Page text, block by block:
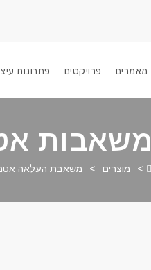
מאמרים פרויקטים פתרונות
משאבות
> מוצרים > משאבת העלאה אטמן